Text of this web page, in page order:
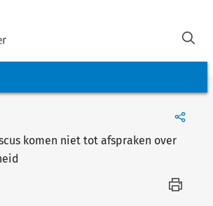
komen niet tot afspraken over